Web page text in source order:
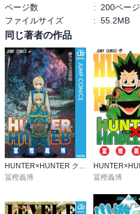
頑張れゴン、キルア、ビスケ！！！
ページ数
:
200ページ
ファイルサイズ
: 55.2MB
同じ著者の作品
HUNTER×HUNTER クラピカ追憶編
冨樫義博
冨樫義博